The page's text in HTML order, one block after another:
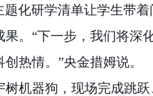
化研学清单让学生带
。“下一步，我们将深
热情。”央金措姆说。
机器狗，现场完成跳